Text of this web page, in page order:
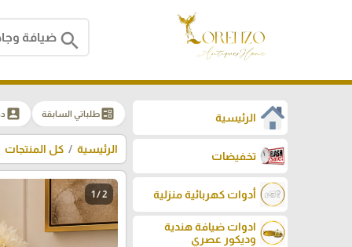
search
الرئيسية
تخفيضات
أدوات كهربائية منزلية
ادوات ضيافة هندية
وديكور عصري
ballotطلباتي السابقة account_box
الرئيسية كل المنتجات
1 / 2